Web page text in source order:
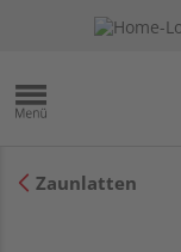
Zaunlatten